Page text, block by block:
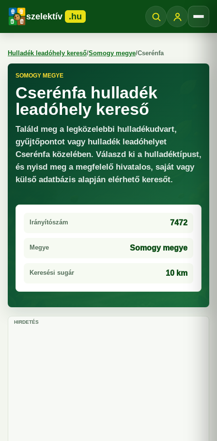
szelektív .hu
Hulladék leadóhely kereső/Somogy megye/Cserénfa
SOMOGY MEGYE
Cserénfa hulladék
leadóhely kereső
Találd meg a legközelebbi hulladékudvart,
gyűjtőpontot vagy hulladék leadóhelyet
Cserénfa közelében. Válaszd ki a hulladéktípust,
és nyisd meg a megfelelő hivatalos, saját vagy
külső adatbázis alapján elérhető keresőt.
Irányítószám 7472
Megye Somogy megye
Keresési sugár 10 km
HIRDETÉS